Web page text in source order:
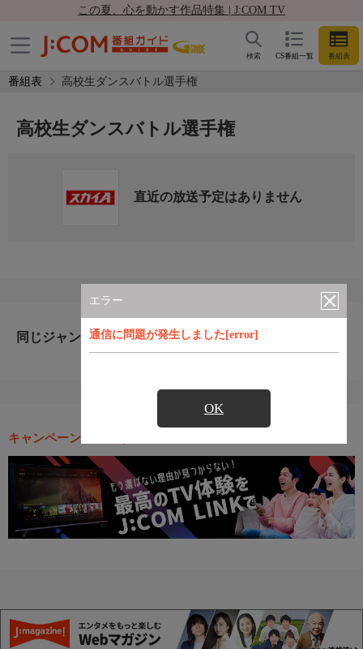
この夏、心を動かす作品特集 | J:COM TV
CS番組一覧 番組表
検索
番組表 高校生ダンスバトル選手権
エラー
通信に問題が発生しました[error]
OK
高校生ダンスバトル選手権
直近の放送予定はありません
同じジャンルのおすすめ番組
キャンペーン・お得な情報